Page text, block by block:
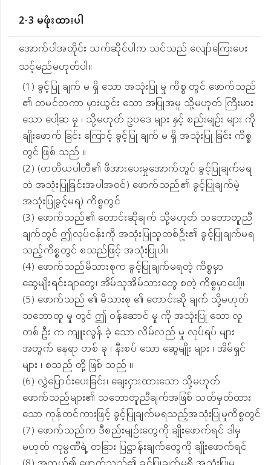
2-3 မဖုံးထားပါ
အောက်ပါအတိုင်း သက်ဆိုင်ပါက သင်သည် လျော်ကြေးပေး
သင့်မည်မဟုတ်ပါ။
(1) ခွင့်ပြု ချက် မ ရှိ သော အသုံးပြု မှု ကိစ္စ တွင် ဖောက်သည်
၏ တမင်တကာ မှားယွင်း သော အပြုအမူ သို့မဟုတ် ကြီးမား
သော ပေါ့ဆ မှု ၊ သို့မဟုတ် ဥပဒေ များ နှင့် စည်းမျဉ်း များ ကို
ချိုးဖောက် ခြင်း ကြောင့် ခွင့်ပြု ချက် မ ရှိ အသုံးပြု ခြင်း ကိစ္စ
တွင် ဖြစ် သည် ။
(2) (တတိယပါတီ၏ ဖိအားပေးမှုအောက်တွင် ခွင့်ပြုချက်မရ
ဘဲ အသုံးပြုခြင်းအပါအဝင်) ဖောက်သည်၏ ခွင့်ပြုချက်မဲ့
အသုံးပြုခွင့်မရ) ကိစ္စတွင်
(3) ဖောက်သည်၏ တောင်းဆိုချက် သို့မဟုတ် သဘောတူညီ
ချက်တွင် ဤလုပ်ငန်းကို အသုံးပြုသူတစ်ဦး၏ ခွင့်ပြုချက်မရ
သည့်ကိစ္စတွင် စသည်ဖြင့် အသုံးပြုပါ။
(4) ဖောက်သည်မိသားစုက ခွင့်ပြုချက်မရတဲ့ ကိစ္စမှာ
ဆွေမျိုးရင်းချာတွေ၊ အိမ်သူအိမ်သားတွေ စတဲ့ ကိစ္စမှာပေါ့။
(5) ဖောက်သည် ၏ မိသားစု ၏ တောင်းဆို ချက် သို့မဟုတ်
သဘောတူ မှု တွင် ဤ ဝန်ဆောင် မှု ကို အသုံးပြု သော လူ
တစ် ဦး က ကျူးလွန် ခဲ့ သော လိမ်လည် မှု လုပ်ရပ် များ
အတွက် နေရာ တစ် ခု ၊ နီးစပ် သော ဆွေမျိုး များ ၊ အိမ်ရှင်
များ ၊ စသည် တို့ ဖြစ် သည် ။
(6) လွှဲပြောင်းပေးခြင်း၊ ချေးငှားထားသော သို့မဟုတ်
ဖောက်သည်များ၏ သဘောတူညီချက်အဖြစ် သတ်မှတ်ထား
သော ကုန်တင်ကားဖြင့် ခွင့်ပြုချက်မရသည့်အသုံးပြုမှုကိစ္စတွင်
(7) ဖောက်သည်က ဒီစည်းမျဉ်းတွေကို ချိုးဖောက်ရင် ဒါမှ
မဟုတ် ကုမ္ပဏီရဲ့ တခြား ပြဋ္ဌာန်းချက်တွေကို ချိုးဖောက်ရင်